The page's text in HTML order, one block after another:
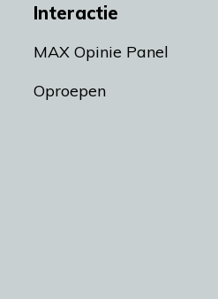
Interactie
MAX Opinie Panel
Oproepen